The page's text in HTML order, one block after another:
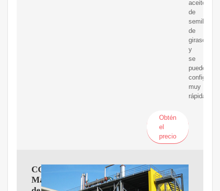
aceite
de
semilla
de
girasol
y
se
puede
configurar
muy
Obtén
el
precio
CGOLDENWALL
Máquina